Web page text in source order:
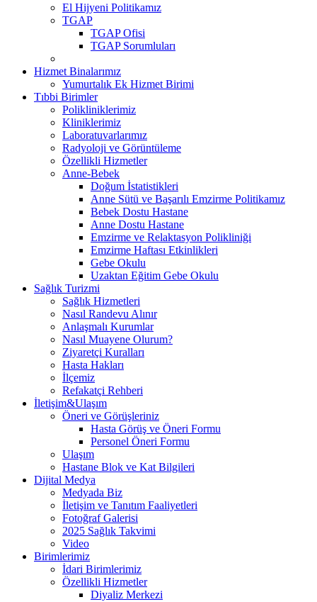
El Hijyeni Politikamız
TGAP
TGAP Ofisi
TGAP Sorumluları
Hizmet Binalarımız
Yumurtalık Ek Hizmet Birimi
Tıbbi Birimler
Polikliniklerimiz
Kliniklerimiz
Laboratuvarlarımız
Radyoloji ve Görüntüleme
Özellikli Hizmetler
Anne-Bebek
Doğum İstatistikleri
Anne Sütü ve Başarılı Emzirme Politikamız
Bebek Dostu Hastane
Anne Dostu Hastane
Emzirme ve Relaktasyon Polikliniği
Emzirme Haftası Etkinlikleri
Gebe Okulu
Uzaktan Eğitim Gebe Okulu
Sağlık Turizmi
Sağlık Hizmetleri
Nasıl Randevu Alınır
Anlaşmalı Kurumlar
Nasıl Muayene Olurum?
Ziyaretçi Kuralları
Hasta Hakları
İlçemiz
Refakatçi Rehberi
İletişim&Ulaşım
Öneri ve Görüşleriniz
Hasta Görüş ve Öneri Formu
Personel Öneri Formu
Ulaşım
Hastane Blok ve Kat Bilgileri
Dijital Medya
Medyada Biz
İletişim ve Tanıtım Faaliyetleri
Fotoğraf Galerisi
2025 Sağlık Takvimi
Video
Birimlerimiz
İdari Birimlerimiz
Özellikli Hizmetler
Diyaliz Merkezi